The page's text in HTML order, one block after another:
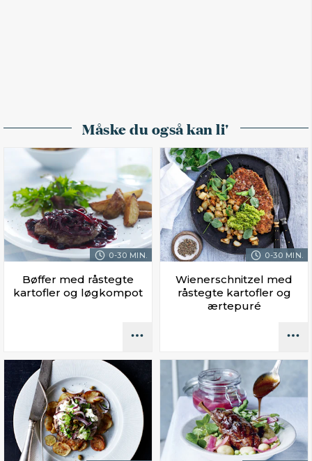
Måske du også kan li'
0-30 MIN.
Bøffer med råstegte
kartofler og løgkompot
0-30 MIN.
Wienerschnitzel med
råstegte kartofler og
ærtepuré